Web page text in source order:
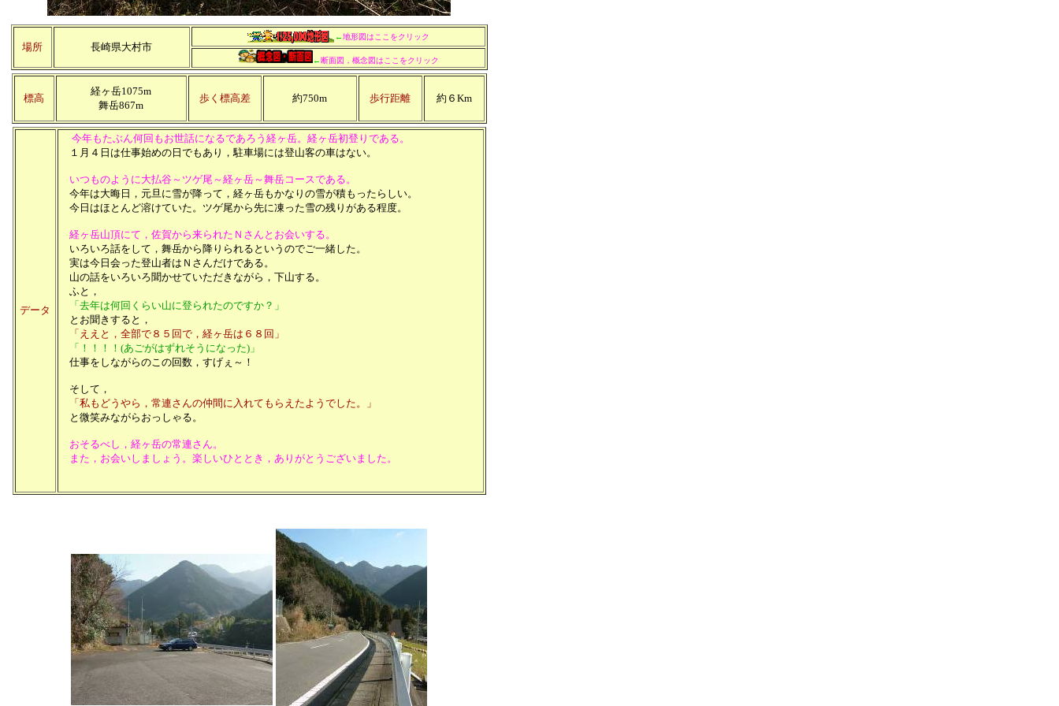
場所 長崎県大村市
←地形図はここをクリック
←断面図，概念図はここをクリック
標高
経ヶ岳1075m
舞岳867m
歩く標高差 約750m 歩行距離 約６Km
データ
今年もたぶん何回もお世話になるであろう経ヶ岳。経ヶ岳初登りである。
１月４日は仕事始めの日でもあり，駐車場には登山客の車はない。
いつものように大払谷～ツゲ尾～経ヶ岳～舞岳コースである。
今年は大晦日，元旦に雪が降って，経ヶ岳もかなりの雪が積もったらしい。
今日はほとんど溶けていた。ツゲ尾から先に凍った雪の残りがある程度。
経ヶ岳山頂にて，佐賀から来られたＮさんとお会いする。
いろいろ話をして，舞岳から降りられるというのでご一緒した。
実は今日会った登山者はＮさんだけである。
山の話をいろいろ聞かせていただきながら，下山する。
ふと，
「去年は何回くらい山に登られたのですか？」
とお聞きすると，
「ええと，全部で８５回で，経ヶ岳は６８回」
「！！！！(あごがはずれそうになった)」
仕事をしながらのこの回数，すげぇ～！
そして，
「私もどうやら，常連さんの仲間に入れてもらえたようでした。」
と微笑みながらおっしゃる。
おそるべし，経ヶ岳の常連さん。
また，お会いしましょう。楽しいひととき，ありがとうございました。